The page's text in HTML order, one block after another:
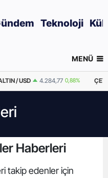
Teknoloji
MENÜ
/ USD 4.284,77 0,88%
Haberleri
takip edenler için